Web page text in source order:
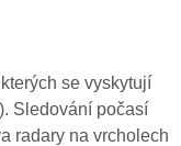
se vyskytují
Sledování počasí
radary na vrcholech